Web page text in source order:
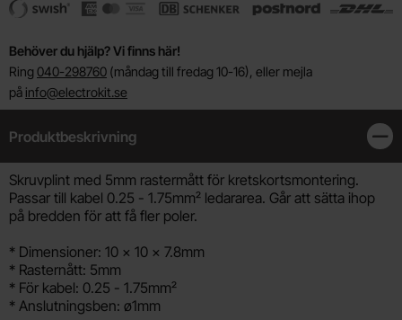
Behöver du hjälp? Vi finns här!
Ring 040-298760 (måndag till fredag 10-16), eller mejla
på info@electrokit.se
Produktbeskrivning
Produktbeskrivning
Skruvplint med 5mm rastermått för kretskortsmontering.
Passar till kabel 0.25 - 1.75mm² ledararea. Går att sätta ihop
på bredden för att få fler poler.
* Dimensioner: 10 x 10 x 7.8mm
* Rasternått: 5mm
* För kabel: 0.25 - 1.75mm²
* Anslutningsben: ø1mm